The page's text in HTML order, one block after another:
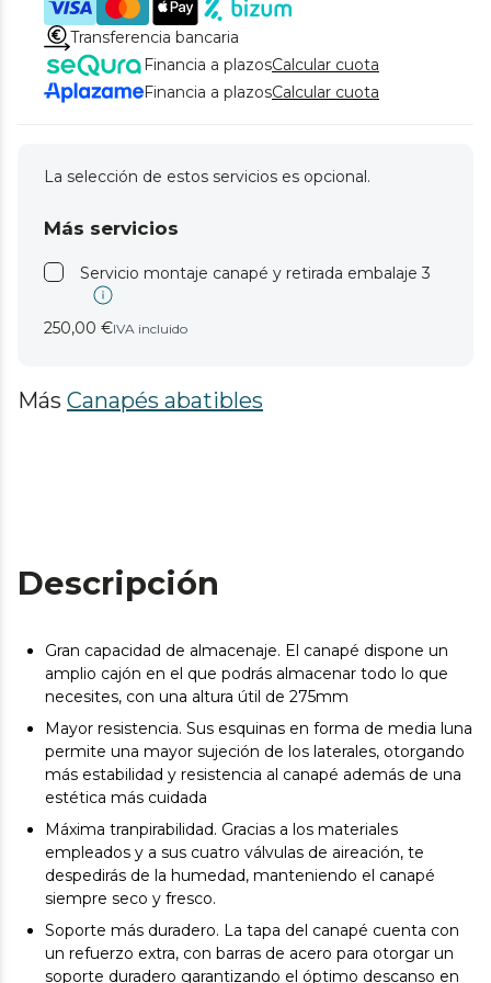
Transferencia bancaria
Financia a plazosCalcular cuota
Financia a plazosCalcular cuota
La selección de estos servicios es opcional.
Más servicios
Servicio montaje canapé y retirada embalaje 3
250,00 €IVA incluido
Más Canapés abatibles
Descripción
Gran capacidad de almacenaje. El canapé dispone un
amplio cajón en el que podrás almacenar todo lo que
necesites, con una altura útil de 275mm
Mayor resistencia. Sus esquinas en forma de media luna
permite una mayor sujeción de los laterales, otorgando
más estabilidad y resistencia al canapé además de una
estética más cuidada
Máxima tranpirabilidad. Gracias a los materiales
empleados y a sus cuatro válvulas de aireación, te
despedirás de la humedad, manteniendo el canapé
siempre seco y fresco.
Soporte más duradero. La tapa del canapé cuenta con
un refuerzo extra, con barras de acero para otorgar un
soporte duradero garantizando el óptimo descanso en